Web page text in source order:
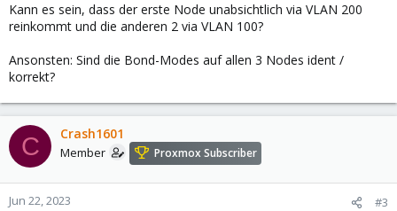
Kann es sein, dass der erste Node unabsichtlich via VLAN 200
reinkommt und die anderen 2 via VLAN 100?
Ansonsten: Sind die Bond-Modes auf allen 3 Nodes ident /
korrekt?
C Crash1601
Member Proxmox Subscriber
Jun 22, 2023 #3